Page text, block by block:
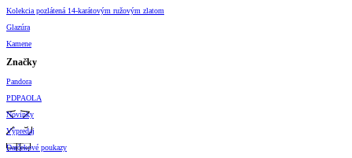
Kolekcia pozlátená 14-karátovým ružovým zlatom
Glazúra
Kamene
Značky
Pandora
PDPAOLA
Novinky
Výpredaj
Darčekové poukazy